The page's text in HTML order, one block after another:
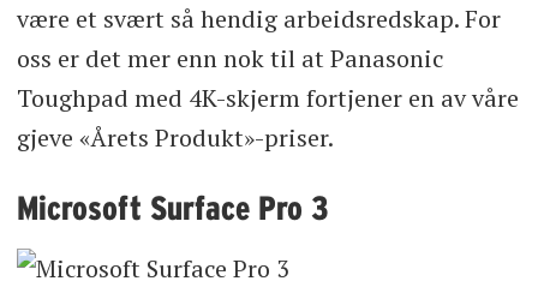
være et svært så hendig arbeidsredskap. For
oss er det mer enn nok til at Panasonic
Toughpad med 4K-skjerm fortjener en av våre
gjeve «Årets Produkt»-priser.
Microsoft Surface Pro 3